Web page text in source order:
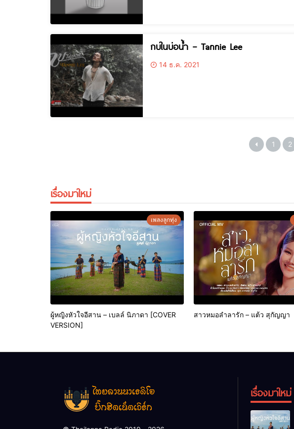
กบในบ่อน้ำ – Tannie Lee
14 ธ.ค. 2021
1 2
เรื่องมาใหม่
เพลงลูกทุ่ง
ผู้หญิงหัวใจอีสาน – เบลล์ นิภาดา [COVER
VERSION]
สาวหมอลำลารัก – แต้ว สุกัญญา
เรื่องมาใหม่